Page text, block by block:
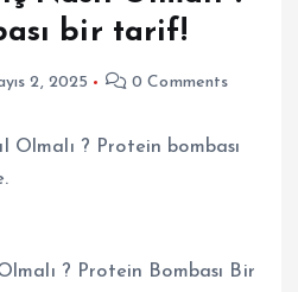
bir tarif!
2, 2025 0 Comments
? Protein Bombası Bir